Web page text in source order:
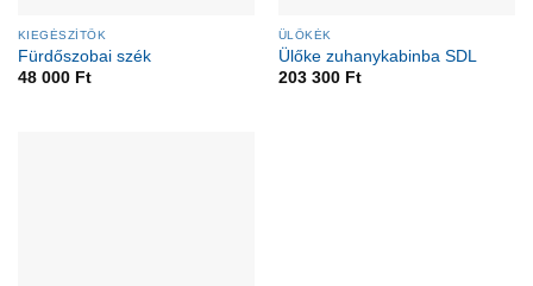
KIEGÉSZÍTŐK
Fürdőszobai szék
48 000 Ft
ÜLŐKÉK
Ülőke zuhanykabinba SDL
203 300 Ft